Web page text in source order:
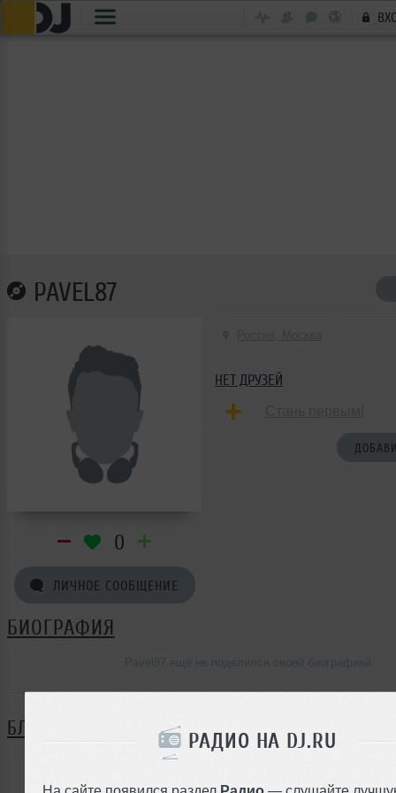
РАДИО НА DJ.RU
На сайте появился раздел Радио — слушайте
PAVEL87
0
ЛИЧНОЕ СООБЩЕНИЕ
НЕТ ДРУЗЕЙ
БИОГРАФИЯ
БЛОГ